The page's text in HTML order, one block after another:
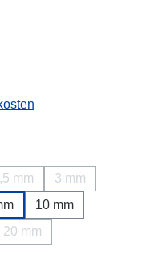
nicht verfügbar.)
ist zurzeit nicht
mm
(Diese Option ist zurzeit
3 mm
(Diese Option ist
10 mm
nicht verfügbar.)
20 mm
(Diese Option ist zurzeit